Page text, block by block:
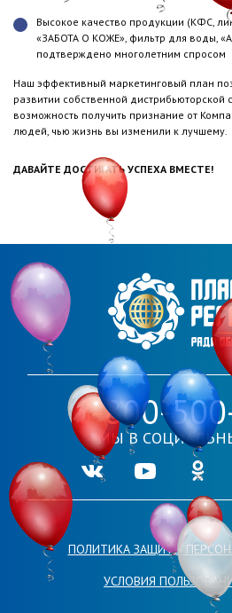
Высокое качество продукции (КФС,
«ЗАБОТА О КОЖЕ», фильтр для воды,
подтверждено многолетним спросом
Наш эффективный маркетинговый план
развитии собственной
возможность получить признание от
людей, чью жизнь вы изменили к лучшему.
ДАВАЙТЕ ДОСТИГАТЬ УСПЕХА ВМЕСТЕ!
8-800-
МЫ В
Ссылка на нашу группу во
Ссылка на нашСсылка
ПОЛИТИКА ЗАЩИТЫ
УСЛОВИЯ